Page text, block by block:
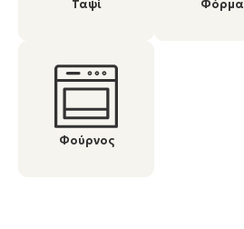
Ταψί Φόρμα
Φούρνος